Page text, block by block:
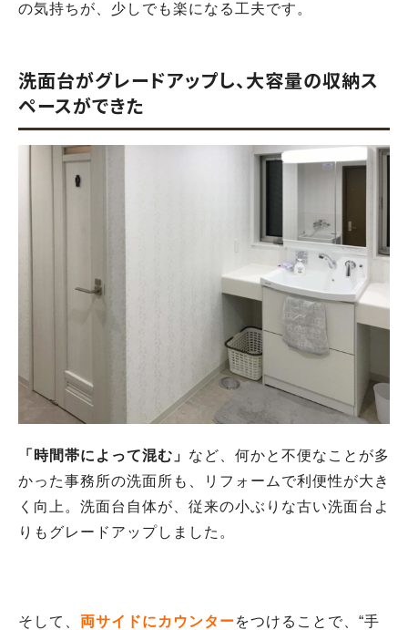
の気持ちが、少しでも楽になる工夫です。
洗面台がグレードアップし、大容量の収納ス
ペースができた
「時間帯によって混む」 など、何かと不便なことが多
かった事務所の洗面所も、リフォームで利便性が大き
く向上。洗面台自体が、従来の小ぶりな古い洗面台よ
りもグレードアップしました。
そして、 両サイドにカウンターをつけることで、“手